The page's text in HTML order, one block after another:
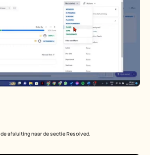
afsluiting naar de sectie Resolved.